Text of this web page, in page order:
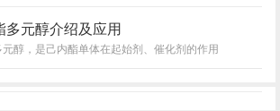
多元醇介绍及应用
醇，是己内酯单体在起始剂、催化剂的作用